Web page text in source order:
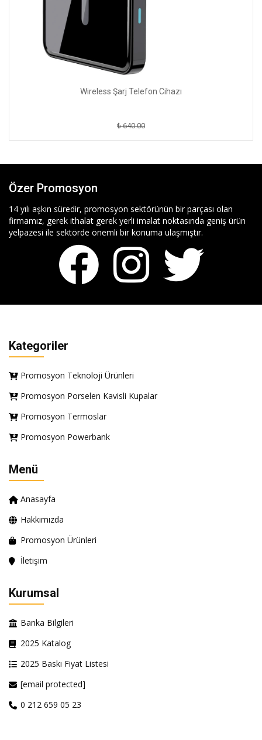
Wireless Şarj Telefon Cihazı
₺ 640.00
Özer Promosyon
14 yılı aşkın süredir, promosyon sektörünün bir parçası olan
firmamız, gerek ithalat gerek yerli imalat noktasında geniş ürün
yelpazesi ile sektörde önemli bir konuma ulaşmıştır.
Kategoriler
Promosyon Teknoloji Ürünleri
Promosyon Porselen Kavisli Kupalar
Promosyon Termoslar
Promosyon Powerbank
Menü
Anasayfa
Hakkımızda
Promosyon Ürünleri
İletişim
Kurumsal
Banka Bilgileri
2025 Katalog
2025 Baskı Fiyat Listesi
[email protected]
0 212 659 05 23